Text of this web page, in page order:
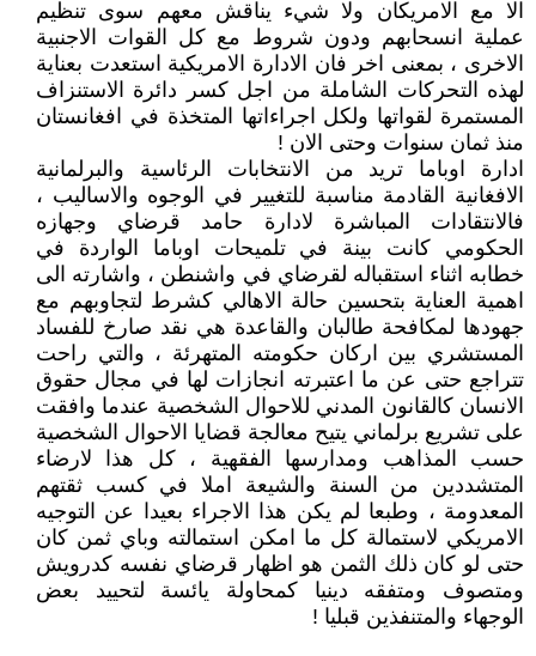
الا مع الامريكان ولا شيء يناقش معهم سوى تنظيم
عملية انسحابهم ودون شروط مع كل القوات الاجنبية
الاخرى ، بمعنى اخر فان الادارة الامريكية استعدت بعناية
لهذه التحركات الشاملة من اجل كسر دائرة الاستنزاف
المستمرة لقواتها ولكل اجراءاتها المتخذة في افغانستان
منذ ثمان سنوات وحتى الان !
ادارة اوباما تريد من الانتخابات الرئاسية والبرلمانية
الافغانية القادمة مناسبة للتغيير في الوجوه والاساليب ،
فالانتقادات المباشرة لادارة حامد قرضاي وجهازه
الحكومي كانت بينة في تلميحات اوباما الواردة في
خطابه اثناء استقباله لقرضاي في واشنطن ، واشارته الى
اهمية العناية بتحسين حالة الاهالي كشرط لتجاوبهم مع
جهودها لمكافحة طالبان والقاعدة هي نقد صارخ للفساد
المستشري بين اركان حكومته المتهرئة ، والتي راحت
تتراجع حتى عن ما اعتبرته انجازات لها في مجال حقوق
الانسان كالقانون المدني للاحوال الشخصية عندما وافقت
على تشريع برلماني يتيح معالجة قضايا الاحوال الشخصية
حسب المذاهب ومدارسها الفقهية ، كل هذا لارضاء
المتشددين من السنة والشيعة املا في كسب ثقتهم
المعدومة ، وطبعا لم يكن هذا الاجراء بعيدا عن التوجيه
الامريكي لاستمالة كل ما امكن استمالته وباي ثمن كان
حتى لو كان ذلك الثمن هو اظهار قرضاي نفسه كدرويش
ومتصوف ومتفقه دينيا كمحاولة يائسة لتحييد بعض
الوجهاء والمتنفذين قبليا !